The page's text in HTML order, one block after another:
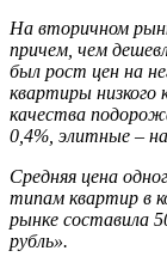
На вторичном
причем, чем
был рост цен на
квартиры низкого
качества
0,4%, элитные –
Средняя цена
типам квартир в
рынке составила
рубль».